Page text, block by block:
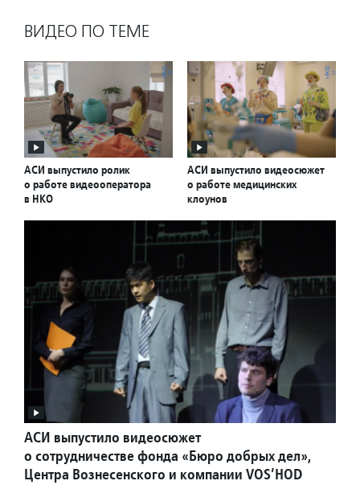
ВИДЕО ПО ТЕМЕ
АСИ выпустило ролик
о работе видеооператора
в НКО
АСИ выпустило видеосюжет
о работе медицинских
клоунов
АСИ выпустило видеосюжет
о сотрудничестве фонда «Бюро добрых дел»,
Центра Вознесенского и компании VOS’HOD